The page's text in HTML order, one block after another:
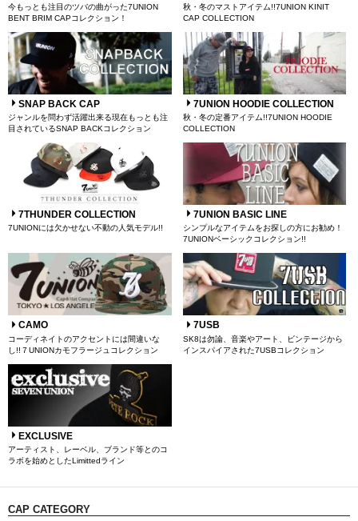
今もっとも注目のツバの曲がった7UNION
BENT BRIM CAPコレクション！
秋・冬のマストアイテム!!7UNION KINIT
CAP COLLECTION
SNAP BACK CAP
ジャンルを問わず活躍出来る現在もっとも注
目されているSNAP BACKコレクション
7UNION HOODIE COLLECTION
秋・冬の定番アイテム!!7UNION HOODIE
COLLECTION
7THUNDER COLLECTION
7UNIONには欠かせない不動の人気モデル!!
7UNION BASIC LINE
シンプルなアイテムをお探しの方にお勧め！
7UNIONベーシックコレクション!!
CAMO
コーディネイトのアクセントには間違いな
し!!７UNIONカモフラージュコレクション
7USB
SK8は勿論、音楽やアート、ビンテージから
インスパイアされた7USBコレクション
EXCLUSIVE
アーティスト、レーベル、ブランド等とのコ
ラボを始めとしたLimittedライン
CAP CATEGORY